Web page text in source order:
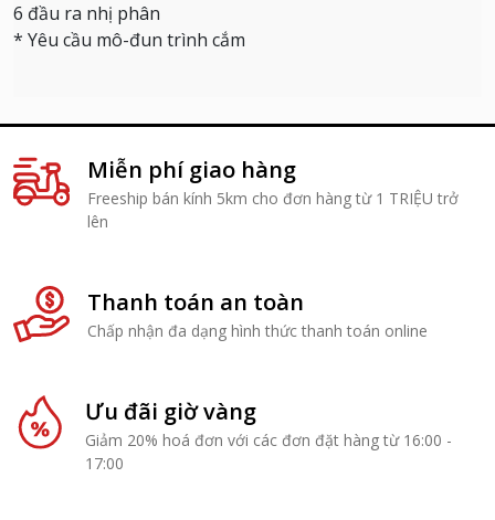
6 đầu ra nhị phân
* Yêu cầu mô-đun trình cắm
Miễn phí giao hàng
Freeship bán kính 5km cho đơn hàng từ 1 TRIỆU trở
lên
Thanh toán an toàn
Chấp nhận đa dạng hình thức thanh toán online
Ưu đãi giờ vàng
Giảm 20% hoá đơn với các đơn đặt hàng từ 16:00 -
17:00